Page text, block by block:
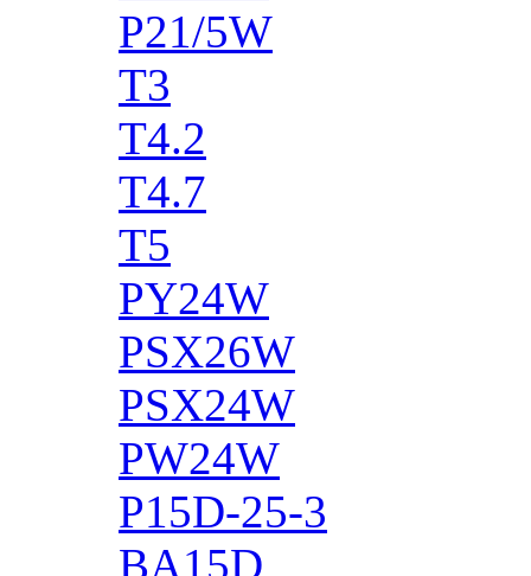
P21/5W
T3
T4.2
T4.7
T5
PY24W
PSX26W
PSX24W
PW24W
P15D-25-3
BA15D